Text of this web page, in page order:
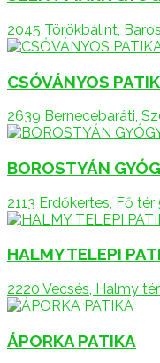
2045 Törökbálint,
CSÓVÁNYOS
2639 Bernecebaráti,
BOROSTYÁN
2113 Erdőkertes, Fő
HALMY TELEPI
2220 Vecsés, Halmy
ÁPORKA PATIKA